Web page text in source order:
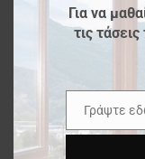
Για να
τις
Email
Γράψτε